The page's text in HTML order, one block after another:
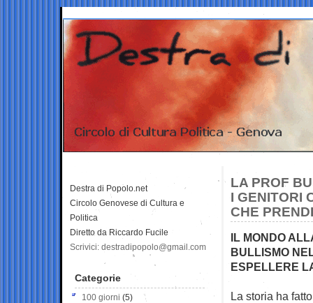
LA PROF
I GENITORI
CHE
IL MONDO
BULLISMO
ESPELLERE
La storia ha
Destra di Popolo.net
Circolo Genovese di Cultura e
Politica
Diretto da Riccardo Fucile
Scrivici: destradipopolo@gmail.com
Categorie
100 giorni (5)